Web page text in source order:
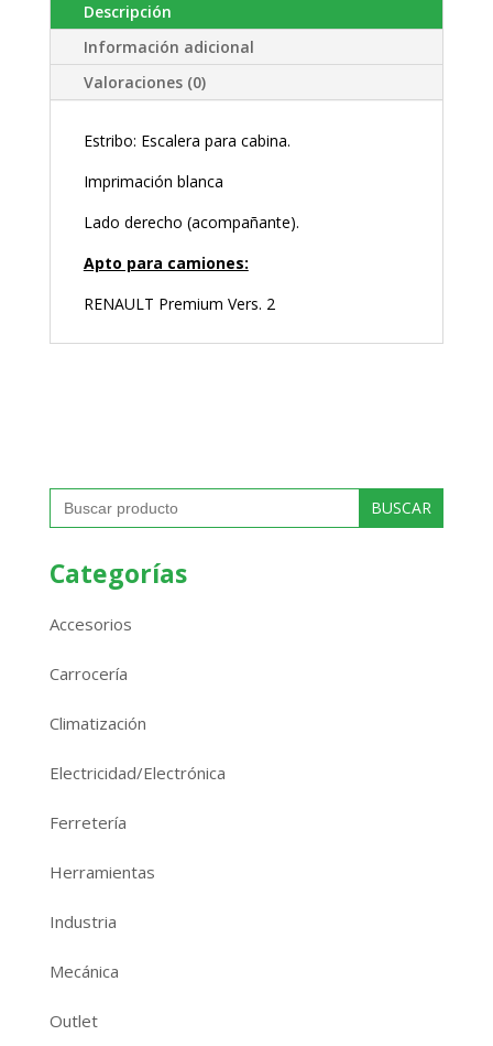
Descripción
Información adicional
Valoraciones (0)
Estribo: Escalera para cabina.
Imprimación blanca
Lado derecho (acompañante).
Apto para camiones:
RENAULT Premium Vers. 2
Buscar:
Categorías
Accesorios
Carrocería
Climatización
Electricidad/Electrónica
Ferretería
Herramientas
Industria
Mecánica
Outlet